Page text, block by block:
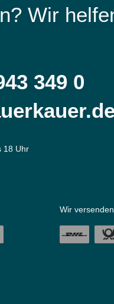
Wir
349 0
18 Uhr
Wir